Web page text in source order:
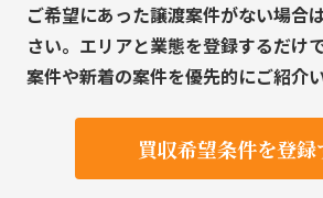
ご希望にあった譲渡案件がない場合
さい。エリアと業態を登録するだけ
案件や新着の案件を優先的にご紹介い
買収希望条件を登録